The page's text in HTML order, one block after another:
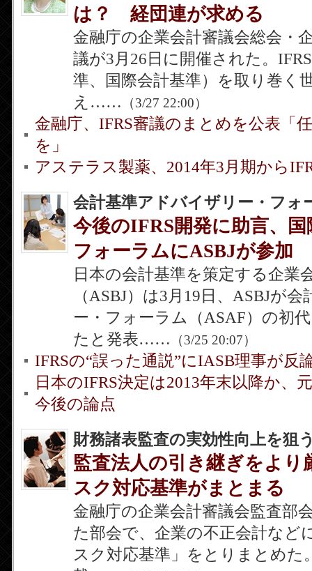
は？ 経団連が求める
金融庁の企業会計審議会総会・
議が3月26日に開催された。
準、国際会計基準）を取り巻く
え…… （3/27 22:00）
金融庁、IFRS審議のまとめを公表「
を」
アステラス製薬、2014年3月期から
会計基準アドバイザリー・フォ
今後のIFRS開発に助言、
フォーラムにASBJが参加
日本の会計基準を策定する企業
（ASBJ）は3月19日、ASBJが
ー・フォーラム（ASAF）の初
たと発表…… （3/25 20:07）
IFRSの“誤った通説”にIASB理事が反
日本のIFRS決定は2013年末以降か、
今後の論点
財務諸表監査の実効性向上を狙
監査法人の引き継ぎをより
スク対応基準がまとまる
金融庁の企業会計審議会監査部
た部会で、企業の不正会計など
スク対応基準」をとりまとめた